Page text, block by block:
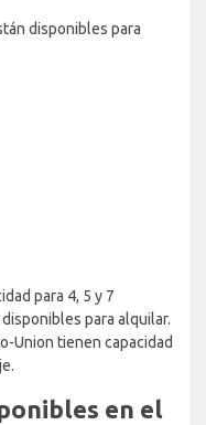
disponibles para
para 4, 5 y 7
para alquilar.
Union tienen capacidad
en el